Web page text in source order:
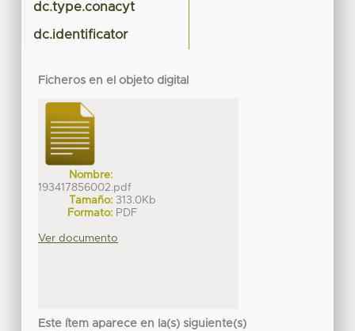
dc.type.conacyt
dc.identificator
Ficheros en el objeto digital
Nombre:
193417856002.pdf
Tamaño: 313.0Kb
Formato: PDF
Ver documento
Este ítem aparece en la(s) siguiente(s)